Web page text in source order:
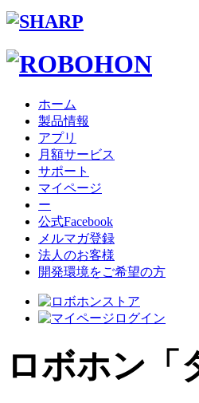
ホーム
製品情報
アプリ
月額サービス
サポート
マイページ
ー
公式Facebook
メルマガ登録
法人のお客様
開発環境をご希望の方
ロボホン「